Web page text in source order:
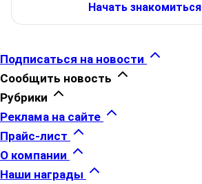
Начать знакомиться
Подписаться на новости
Сообщить новость
Рубрики
Реклама на сайте
Прайс-лист
О компании
Наши награды